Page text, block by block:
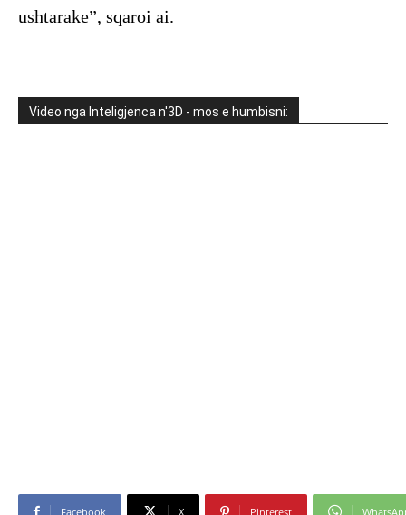
ushtarake”, sqaroi ai.
Video nga Inteligjenca n'3D - mos e humbisni:
Facebook X Pinterest